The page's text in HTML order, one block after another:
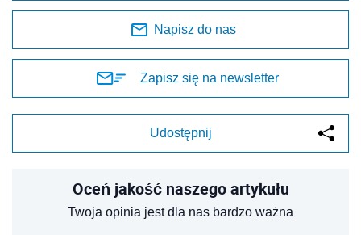
Napisz do nas
Zapisz się na newsletter
Udostępnij
Oceń jakość naszego artykułu
Twoja opinia jest dla nas bardzo ważna